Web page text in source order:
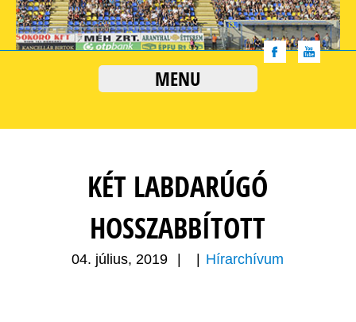
MENU
KÉT LABDARÚGÓ
HOSSZABBÍTOTT
04. július, 2019 Hírarchívum